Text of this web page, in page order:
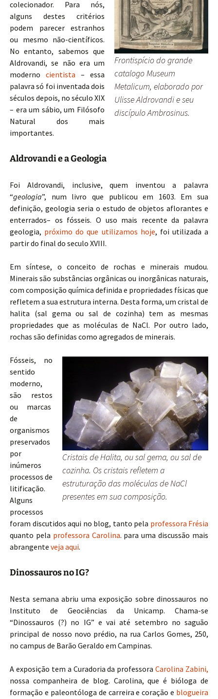
Frontispício do grande
catalogo Museum
Metalicum, elaborado por
Ulisse Aldrovandi e seu
discípulo Ambrosinus.
colecionador. Para nós,
alguns destes critérios
podem parecer estranhos
ou mesmo não-científicos.
No entanto, sabemos que
Aldrovandi, se não era um
moderno cientista – essa
palavra só foi inventada dois
séculos depois, no século XIX
– era um sábio, um Filósofo
Natural dos mais
importantes.
Aldrovandi e a Geologia
Foi Aldrovandi, inclusive, quem inventou a palavra
“geologia”, num livro que publicou em 1603. Em sua
definição, geologia seria o estudo de objetos aflorantes e
enterrados– os fósseis. O uso mais recente da palavra
geologia, próximo do que utilizamos hoje, foi utilizada a
partir do final do seculo XVIII.
Em síntese, o conceito de rochas e minerais mudou.
Minerais são substâncias orgânicas ou inorgânicas naturais,
com composição química definida e propriedades físicas que
refletem a sua estrutura interna. Desta forma, um cristal de
halita (sal gema ou sal de cozinha) tem as mesmas
propriedades que as moléculas de NaCl. Por outro lado,
rochas são definidas como agregados de minerais.
Cristais de Halita, ou sal gema, ou sal de
cozinha. Os cristais refletem a
estruturação das moléculas de NaCl
presentes em sua composição.
Fósseis, no
sentido
moderno,
são restos
ou marcas
de
organismos
preservados
por
inúmeros
processos de
litificação.
Alguns
processos
foram discutidos aqui no blog, tanto pela professora Frésia
quanto pela professora Carolina. para uma discussão mais
abrangente veja aqui.
Dinossauros no IG?
Nesta semana abriu uma exposição sobre dinossauros no
Instituto de Geociências da Unicamp. Chama-se
“Dinossauros (?) no IG” e vai até setembro no saguão
principal de nosso novo prédio, na rua Carlos Gomes, 250,
no campus de Barão Geraldo em Campinas.
A exposição tem a Curadoria da professoraCarolina Zabini,
nossa companheira de blog. Carolina, que é bióloga de
formação e paleontóloga de carreira e coração e blogueira